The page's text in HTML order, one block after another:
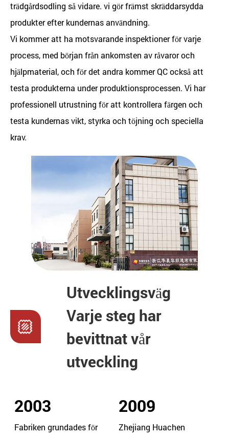
trädgårdsodling så vidare. vi gör främst skräddarsydda
produkter efter kundernas användning.
Vi kommer att ha motsvarande inspektioner för varje
process, med början från ankomsten av råvaror och
hjälpmaterial, och för det andra kommer QC också att
testa produkterna under produktionsprocessen. Vi har
professionell utrustning för att kontrollera färgen och
testa kundernas vikt, styrka och töjning och speciella
krav.
Utvecklingsväg
Varje steg har
bevittnat vår
utveckling
2003
Fabriken grundades för
2009
Zhejiang Huachen